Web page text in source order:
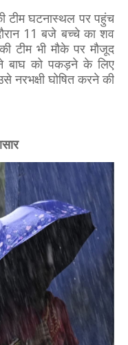
टीम घटनास्थल पर पहुंच
11 बजे बच्चे का शव
टीम भी मौके पर मौजूद
बाघ को पकड़ने के लिए
नरभक्षी घोषित करने की